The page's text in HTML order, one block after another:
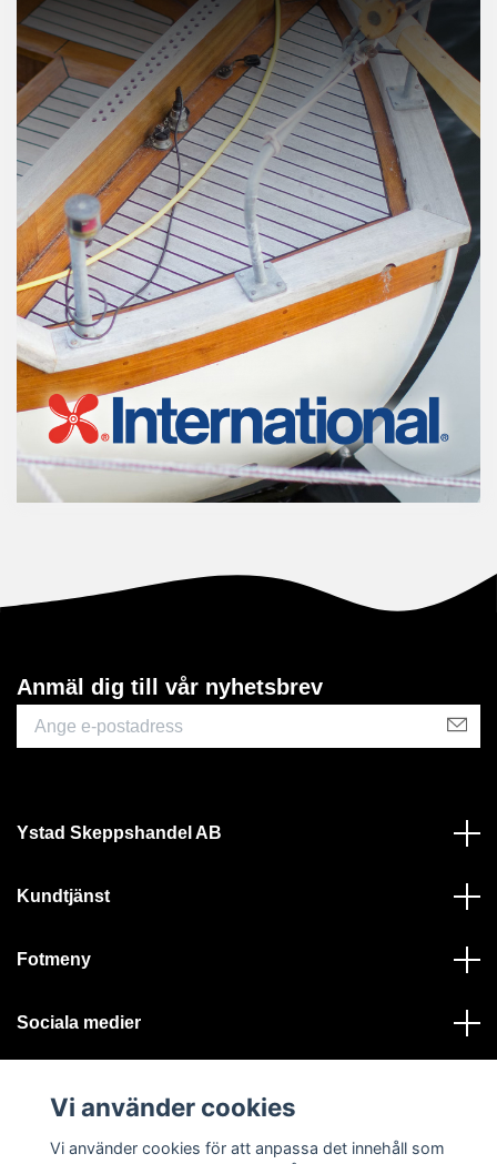
Anmäl dig till vår nyhetsbrev
Ystad Skeppshandel AB
Kundtjänst
Fotmeny
Sociala medier
Vi använder cookies
Vi använder cookies för att anpassa det innehåll som